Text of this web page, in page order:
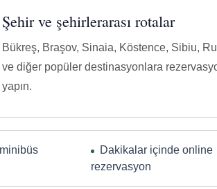
Şehir ve şehirlerarası rotalar
Bükreş, Braşov, Sinaia, Köstence, Sibiu,
ve diğer popüler destinasyonlara
yapın.
Dakikalar içinde online
rezervasyon